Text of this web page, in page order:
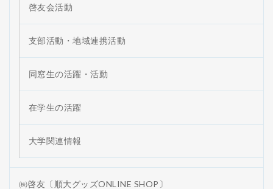
啓友会活動
支部活動・地域連携活動
同窓生の活躍・活動
在学生の活躍
大学関連情報
㈱啓友〔順大グッズONLINE SHOP〕